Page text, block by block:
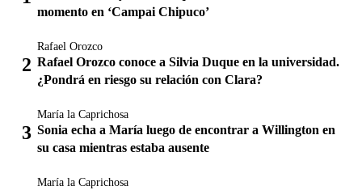
momento en ‘Campai Chipuco’
Rafael Orozco
Rafael Orozco conoce a Silvia Duque en la universidad.
¿Pondrá en riesgo su relación con Clara?
María la Caprichosa
Sonia echa a María luego de encontrar a Willington en
su casa mientras estaba ausente
María la Caprichosa